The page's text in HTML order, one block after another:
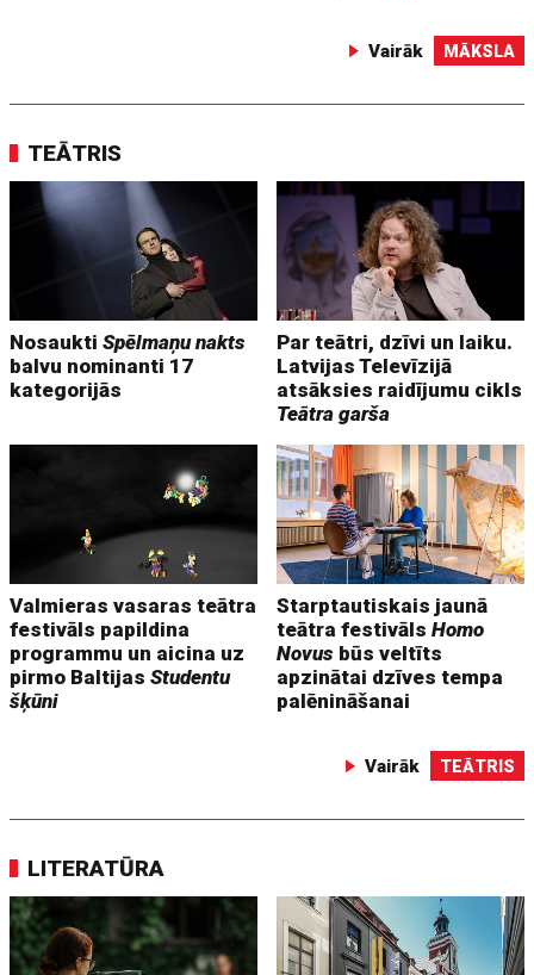
Vairāk MĀKSLA
TEĀTRIS
NosauktiSpēlmaņu nakts
balvu nominanti 17
kategorijās
Par teātri, dzīvi un laiku.
Latvijas Televīzijā
atsāksies raidījumu cikls
Teātra garša
Valmieras vasaras teātra
festivāls papildina
programmu un aicina uz
pirmo BaltijasStudentu
šķūni
Starptautiskais jaunā
teātra festivālsHomo
Novus būs veltīts
apzinātai dzīves tempa
palēnināšanai
Vairāk TEĀTRIS
LITERATŪRA